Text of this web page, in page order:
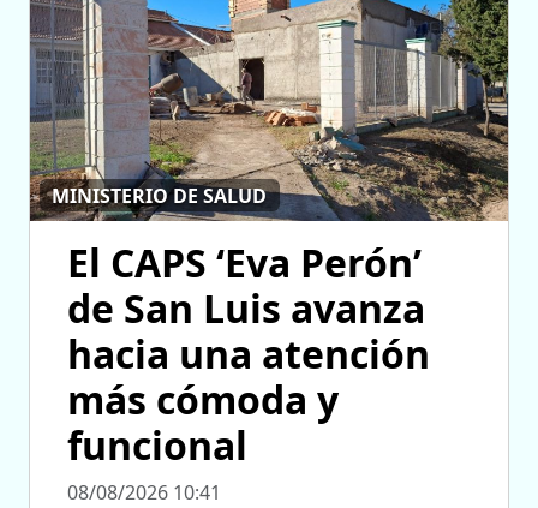
MINISTERIO DE SALUD
El CAPS ‘Eva Perón’
de San Luis avanza
hacia una atención
más cómoda y
funcional
08/08/2026 10:41